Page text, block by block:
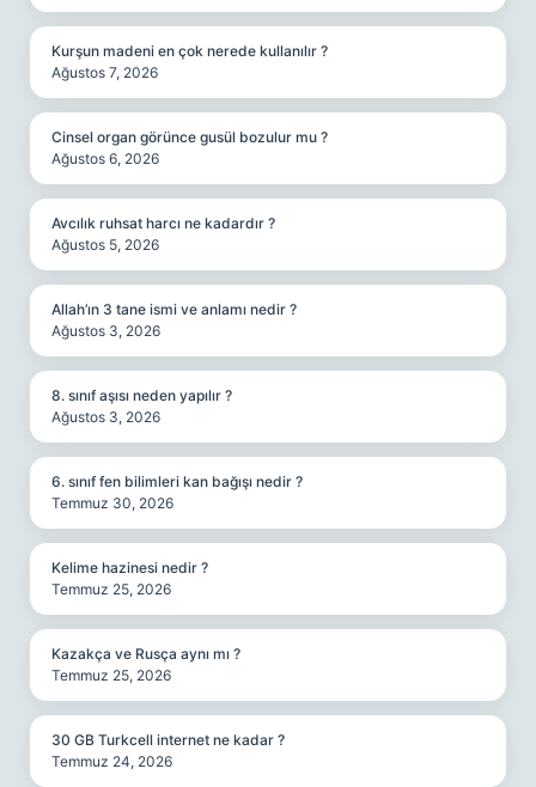
Kurşun madeni en çok nerede kullanılır ?
Ağustos 7, 2026
Cinsel organ görünce gusül bozulur mu ?
Ağustos 6, 2026
Avcılık ruhsat harcı ne kadardır ?
Ağustos 5, 2026
Allah’ın 3 tane ismi ve anlamı nedir ?
Ağustos 3, 2026
8. sınıf aşısı neden yapılır ?
Ağustos 3, 2026
6. sınıf fen bilimleri kan bağışı nedir ?
Temmuz 30, 2026
Kelime hazinesi nedir ?
Temmuz 25, 2026
Kazakça ve Rusça aynı mı ?
Temmuz 25, 2026
30 GB Turkcell internet ne kadar ?
Temmuz 24, 2026